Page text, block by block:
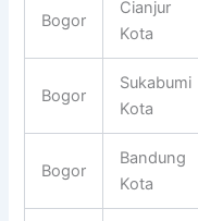
Bogor
Cianjur
Kota
Bogor
Sukabumi
Kota
Bogor
Bandung
Kota